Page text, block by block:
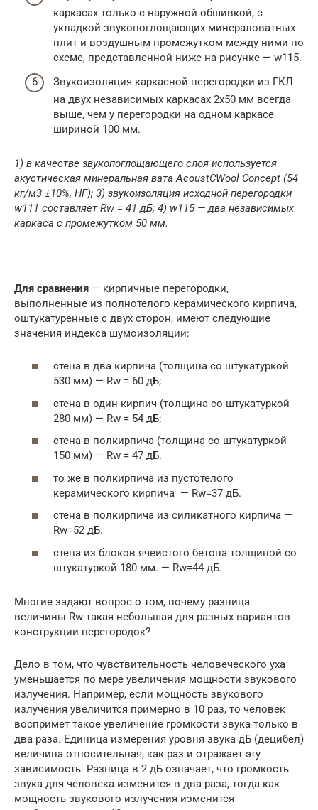
каркасах только с наружной обшивкой, c
укладкой звукопоглощающих минераловатных
плит и воздушным промежутком между ними по
схеме, представленной ниже на рисунке — w115.
Звукоизоляция каркасной перегородки из ГКЛ
на двух независимых каркасах 2х50 мм всегда
выше, чем у перегородки на одном каркасе
шириной 100 мм.
1) в качестве звукопоглощающего слоя используется
акустическая минеральная вата AcoustCWool Concept (54
кг/м3 ±10%, НГ); 3) звукоизоляция исходной перегородки
w111 составляет Rw = 41 дБ; 4) w115 — два независимых
каркаса с промежутком 50 мм.
Для сравнения — кирпичные перегородки,
выполненные из полнотелого керамического кирпича,
оштукатуренные с двух сторон, имеют следующие
значения индекса шумоизоляции:
стена в два кирпича (толщина со штукатуркой
530 мм) — Rw = 60 дБ;
стена в один кирпич (толщина со штукатуркой
280 мм) — Rw = 54 дБ;
стена в полкирпича (толщина со штукатуркой
150 мм) — Rw = 47 дБ.
то же в полкирпича из пустотелого
керамического кирпича — Rw=37 дБ.
стена в полкирпича из силикатного кирпича —
Rw=52 дБ.
стена из блоков ячеистого бетона толщиной со
штукатуркой 180 мм. — Rw=44 дБ.
Многие задают вопрос о том, почему разница
величины Rw такая небольшая для разных вариантов
конструкции перегородок?
Дело в том, что чувствительность человеческого уха
уменьшается по мере увеличения мощности звукового
излучения. Например, если мощность звукового
излучения увеличится примерно в 10 раз, то человек
воспримет такое увеличение громкости звука только в
два раза. Единица измерения уровня звука дБ (децибел)
величина относительная, как раз и отражает эту
зависимость. Разница в 2 дБ означает, что громкость
звука для человека изменится в два раза, тогда как
мощность звукового излучения изменится